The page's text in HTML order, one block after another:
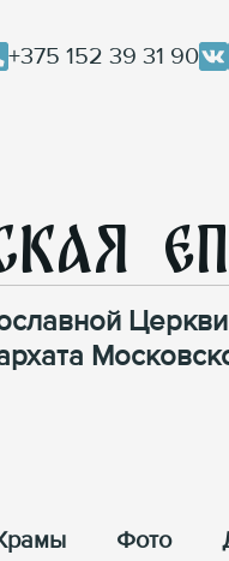
+375 152 39 31 90
Церкви
Фото